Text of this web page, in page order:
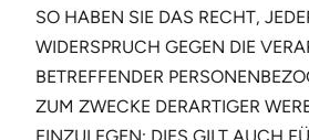
SO HABEN SIE DAS RECHT,
WIDERSPRUCH GEGEN DIE
BETREFFENDER
ZUM ZWECKE DERARTIGER